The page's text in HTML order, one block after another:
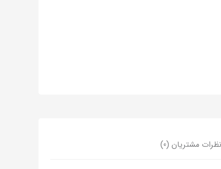
نظرات مشتریان (0)